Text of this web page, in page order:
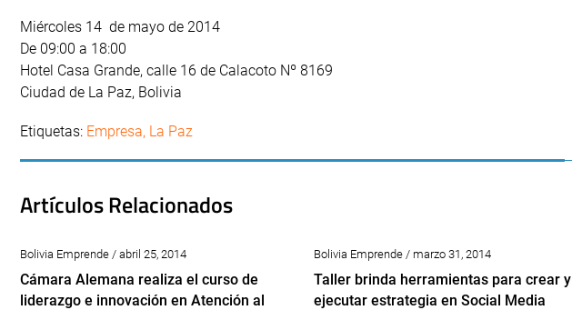
Miércoles 14 de mayo de 2014
De 09:00 a 18:00
Hotel Casa Grande, calle 16 de Calacoto Nº 8169
Ciudad de La Paz, Bolivia
Etiquetas: Empresa, La Paz
Artículos Relacionados
Bolivia Emprende / abril 25, 2014
Cámara Alemana realiza el curso de
liderazgo e innovación en Atención al
Bolivia Emprende / marzo 31, 2014
Taller brinda herramientas para crear y
ejecutar estrategia en Social Media